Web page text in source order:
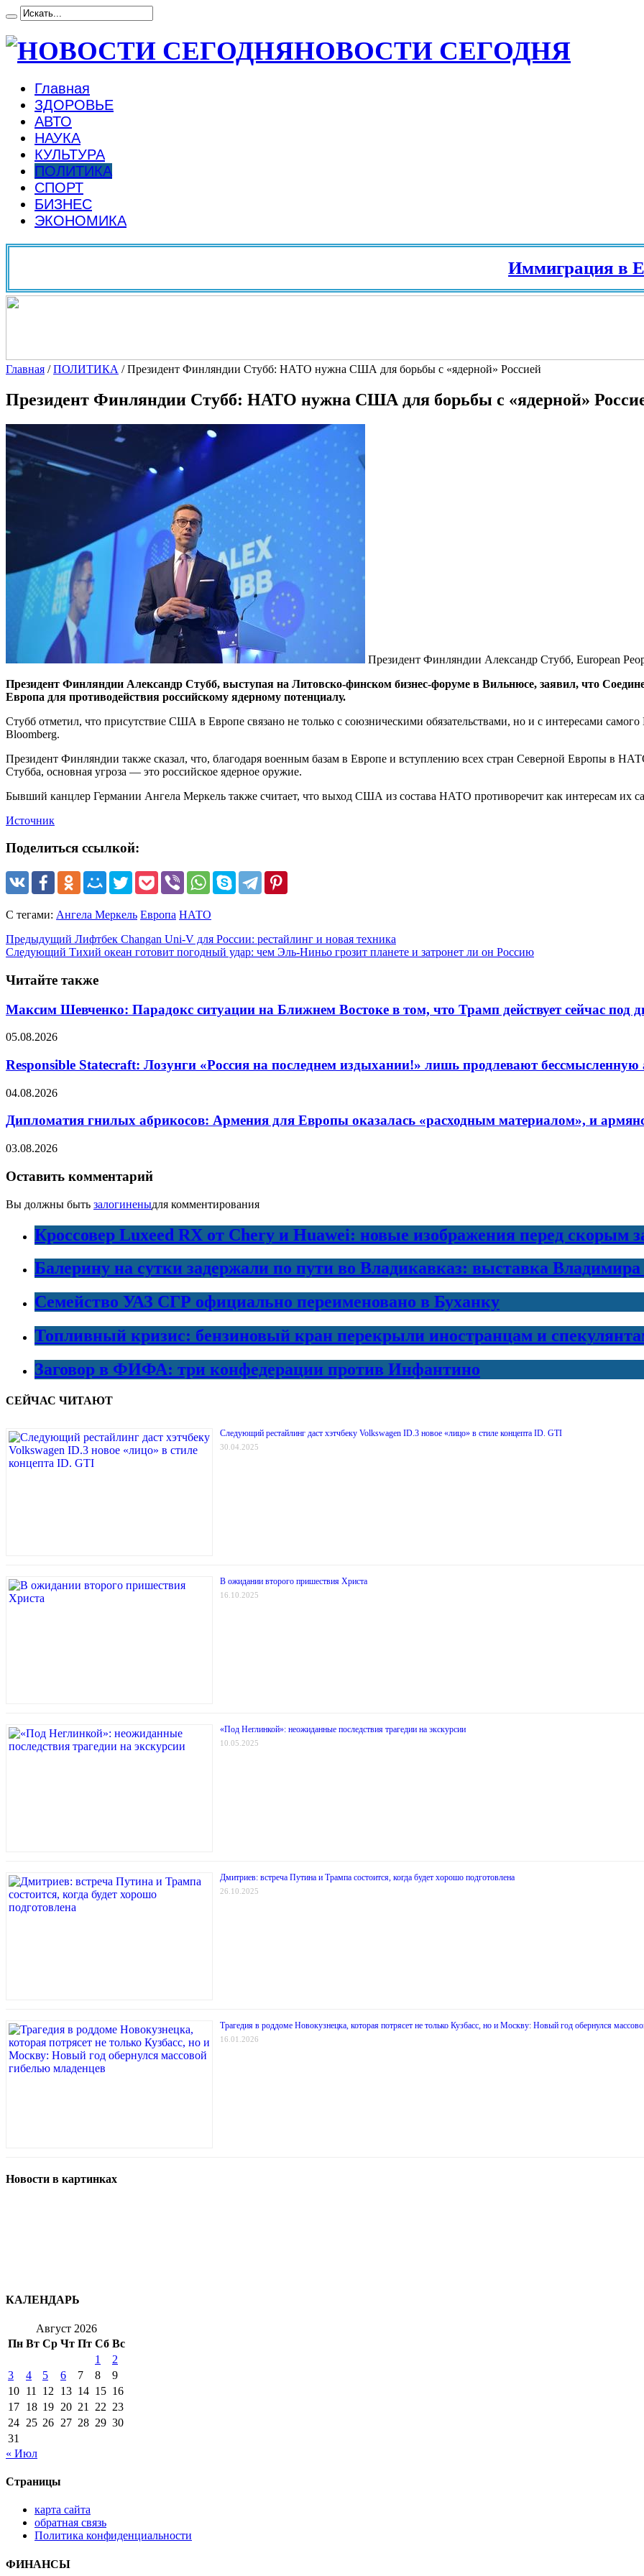
НОВОСТИ СЕГОДНЯ
Главная
ЗДОРОВЬЕ
АВТО
НАУКА
КУЛЬТУРА
ПОЛИТИКА
СПОРТ
БИЗНЕС
ЭКОНОМИКА
Иммиграция в
Главная /ПОЛИТИКА /Президент Финляндии Стубб: НАТО нужна США для борьбы с «ядерной» Россией
Президент Финляндии Стубб: НАТО нужна США для борьбы с «ядерной»
Президент Финляндии Александр Стубб, European
Президент Финляндии Александр Стубб, выступая на Литовско-финском бизнес-форуме в Вильнюсе, заявил, что
Европа для противодействия российскому ядерному потенциалу.
Стубб отметил, что присутствие США в Европе связано не только с союзническими обязательствами, но и с интересами
Bloomberg.
Президент Финляндии также сказал, что, благодаря военным базам в Европе и вступлению всех стран Северной Европы в
Стубба, основная угроза — это российское ядерное оружие.
Бывший канцлер Германии Ангела Меркель также считает, что выход США из состава НАТО противоречит как интересам их
Источник
Поделиться ссылкой:
С тегами: Ангела Меркель Европа НАТО
Предыдущий Лифтбек Changan Uni-V для России: рестайлинг и новая техника
Следующий Тихий океан готовит погодный удар: чем Эль-Ниньо грозит планете и затронет ли он Россию
Читайте также
Максим Шевченко: Парадокс ситуации на Ближнем Востоке в том, что Трамп действует сейчас под
05.08.2026
Responsible Statecraft: Лозунги «Россия на последнем издыхании!» лишь продлевают
04.08.2026
Дипломатия гнилых абрикосов: Армения для Европы оказалась «расходным материалом», и
03.08.2026
Оставить комментарий
Вы должны быть залогиненыдля комментирования
Кроссовер Luxeed RX от Chery и Huawei: новые изображения перед скорым
Балерину на сутки задержали по пути во Владикавказ: выставка
Семейство УАЗ СГР официально переименовано в Буханку
Топливный кризис: бензиновый кран перекрыли иностранцам и
Заговор в ФИФА: три конфедерации против Инфантино
СЕЙЧАС ЧИТАЮТ
Следующий рестайлинг даст хэтчбеку Volkswagen ID.3 новое «лицо» в стиле концепта ID. GTI
30.04.2025
В ожидании второго пришествия Христа
16.10.2025
«Под Неглинкой»: неожиданные последствия трагедии на экскурсии
10.05.2025
Дмитриев: встреча Путина и Трампа состоится, когда будет хорошо подготовлена
26.10.2025
Трагедия в роддоме Новокузнецка, которая потрясет не только Кузбасс, но и Москву: Новый год обернулся
16.01.2026
Новости в картинках
КАЛЕНДАРЬ
Август 2026
Пн Вт Ср Чт Пт Сб Вс
1
2
3
4 5 6 7 8
9
10 11 12 13 14 15 16
17 18 19 20 21 22 23
24 25 26 27 28 29 30
31
« Июл
Страницы
карта сайта
обратная связь
Политика конфиденциальности
ФИНАНСЫ